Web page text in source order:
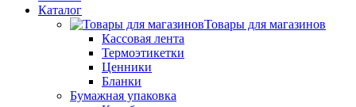
Каталог
Товары для магазинов
Кассовая лента
Термоэтикетки
Ценники
Бланки
Бумажная упаковка